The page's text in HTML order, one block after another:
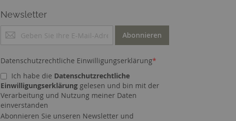
Newsletter
M
d
n
S
i
e
s
Abonnieren
Datenschutzrechtliche Einwilligungserklärung*
Ich habe die Datenschutzrechtliche
Einwilligungserklärung gelesen und bin mit der
Verarbeitung und Nutzung meiner Daten
einverstanden
Abonnieren Sie unseren Newsletter und